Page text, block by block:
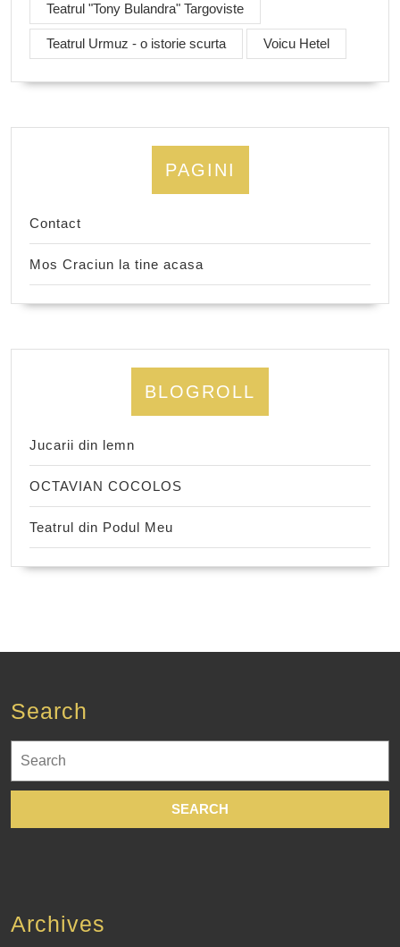
Teatrul "Tony Bulandra" Targoviste
Teatrul Urmuz - o istorie scurta Voicu Hetel
PAGINI
Contact
Mos Craciun la tine acasa
BLOGROLL
Jucarii din lemn
OCTAVIAN COCOLOS
Teatrul din Podul Meu
Search
for:
Archives